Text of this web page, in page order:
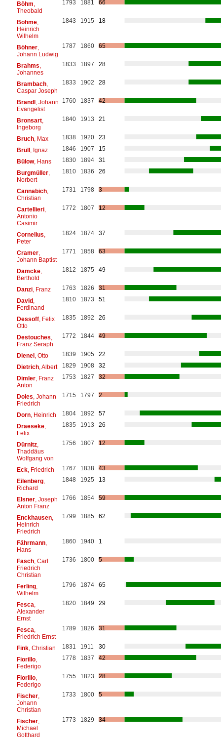
Böhm
Theobald
1793 1881 66
Böhme,
Heinrich
Wilhelm
1843 1915 18
Böhner,
Johann Ludwig
1787 1860 65
Brahms
Johannes
1833 1897 28
Brambach,
Caspar Joseph
1833 1902 28
Brandl, Johann
Evangelist
1760 1837 42
Bronsart,
Ingeborg
1840 1913 21
Bruch, Max 1838 1920
23
Brüll, Ignaz 1846 1907
15
Bülow, Hans 1830 1894
31
Burgmüller,
Norbert
1810 1836 26
Cannabich,
Christian
1731 1798 3
Cartellieri,
Antonio
Casimir
1772 1807 12
Cornelius
Peter
1824 1874 37
Cramer,
Johann Baptist
1771 1858 63
Damcke,
Berthold
1812 1875 49
Danzi, Franz 1763 1826
31
David,
Ferdinand
1810 1873 51
Dessoff, Felix
Otto
1835 1892 26
Destouches
Franz Seraph
1772 1844 49
Dienel, Otto 1839 1905
22
Dietrich, Albert 1829 1908
32
Dimler, Franz
Anton
1753 1827 32
Doles , Johann
Friedrich
1715 1797 2
Dorn, Heinrich 1804 1892
57
Draeseke,
Felix
1835 1913 26
Dürnitz,
Thaddäus
Wolfgang von
1756 1807 12
Eck, Friedrich 1767 1838
43
Eilenberg,
Richard
1848 1925 13
Elsner, Joseph
Anton Franz
1766 1854 59
Enckhausen,
Heinrich
Friedrich
1799 1885 62
Fährmann,
Hans
1860 1940 1
Fasch, Carl
Friedrich
Christian
1736 1800 5
Ferling,
Wilhelm
1796 1874 65
Fesca
Alexander
Ernst
1820 1849 29
Fesca
Friedrich Ernst
1789 1826 31
Fink, Christian 1831 1911
30
Fiorillo,
Federigo
1778 1837 42
Fiorillo,
Federigo
1755 1823 28
Fischer,
Johann
Christian
1733 1800 5
Fischer,
Michael
Gotthard
1773 1829 34